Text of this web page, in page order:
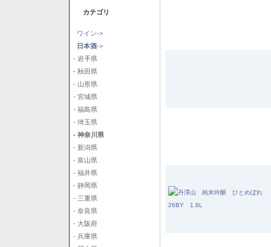
カテゴリ
ワイン->
日本酒->
- 岩手県
- 秋田県
- 山形県
- 宮城県
- 福島県
- 埼玉県
- 神奈川県
- 新潟県
- 富山県
- 福井県
- 静岡県
- 三重県
- 奈良県
- 大阪府
- 兵庫県